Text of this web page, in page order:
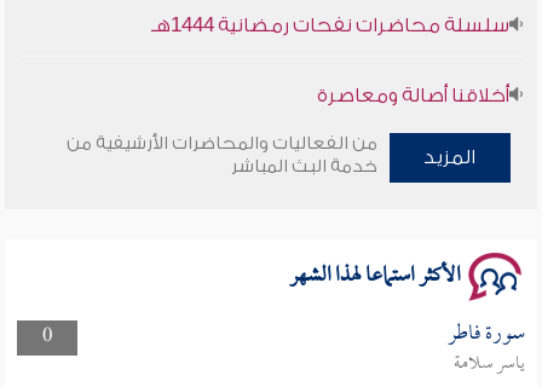
سلسلة محاضرات نفحات رمضانية 1444هـ
أخلاقنا أصالة ومعاصرة
وأمنهم من خوف 9
المزيد
من الفعاليات والمحاضرات الأرشيفية من
خدمة البث المباشر
الأكثر استماعا لهذا الشهر
0 سورة فاطر
ياسر سلامة